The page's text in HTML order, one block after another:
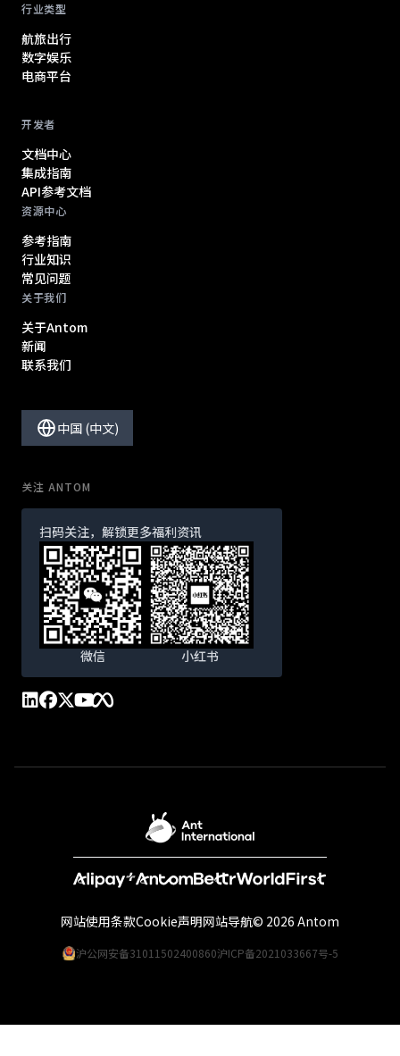
行业类型
航旅出行
数字娱乐
电商平台
开发者
文档中心
集成指南
API参考文档
资源中心
参考指南
行业知识
常见问题
关于我们
关于Antom
新闻
联系我们
中国 (中文)
关注 ANTOM
扫码关注，解锁更多福利资讯
微信 小红书
沪公网安备31011502400860沪ICP备2021033667号-5
网站使用条款Cookie声明网站导航© 2026 Antom